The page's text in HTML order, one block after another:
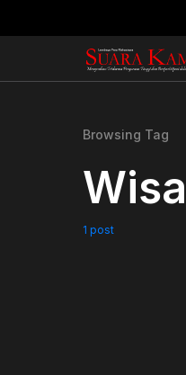
Browsing Tag
1 post